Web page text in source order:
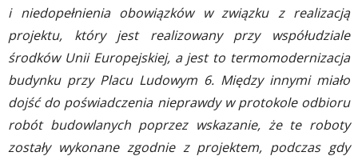
i niedopełnienia obowiązków w związku z realizacją
projektu, który jest realizowany przy współudziale
środków Unii Europejskiej, a jest to termomodernizacja
budynku przy Placu Ludowym 6. Między innymi miało
dojść do poświadczenia nieprawdy w protokole odbioru
robót budowlanych poprzez wskazanie, że te roboty
zostały wykonane zgodnie z projektem, podczas gdy